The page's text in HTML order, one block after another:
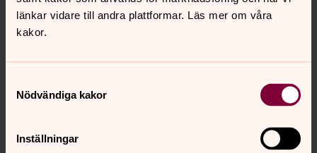
länkar vidare till andra plattformar. Läs mer om våra
kakor.
Nödvändiga kakor
Inställningar
Visbohammar